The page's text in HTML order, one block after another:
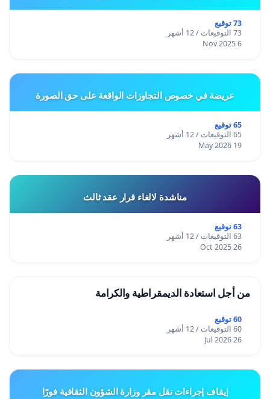
73 توقيع
73 التوقيعات / 12 أشهر
6 Nov 2025
عريضة في خصوص التجاوزات الواقعة على حق الصورة
65 توقيع
65 التوقيعات / 12 أشهر
19 May 2026
مناشدة لالغاء قرار عقد ثالث
63 توقيع
63 التوقيعات / 12 أشهر
26 Oct 2025
من أجل استعادة الديمقراطية والكرامة
60 توقيع
60 التوقيعات / 12 أشهر
26 Jul 2026
إيقاف إجراءات نقل مقر وزارة الشؤون الثقافية فورًا